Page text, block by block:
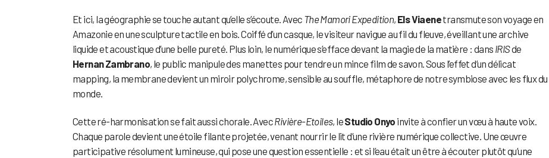
Et ici, la géographie se touche autant qu’elle s’écoute. Avec The Mamori Expedition, Els Viaenetransmute son voyage en
Amazonie en une sculpture tactile en bois. Coiffé d’un casque, le visiteur navigue au fil du fleuve, éveillant une archive
liquide et acoustique d’une belle pureté. Plus loin, le numérique s’efface devant la magie de la matière : dans IRISde
Hernan Zambrano, le public manipule des manettes pour tendre un mince film de savon. Sous l’effet d’un délicat
mapping, la membrane devient un miroir polychrome, sensible au souffle, métaphore de notre symbiose avec les flux du
monde.
Cette ré-harmonisation se fait aussi chorale. AvecRivière-Etoiles, leStudio Onyo invite à confier un vœu à haute voix.
Chaque parole devient une étoile filante projetée, venant nourrir le lit d’une rivière numérique collective. Une œuvre
participative résolument lumineuse, qui pose une question essentielle : et si l’eau était un être à écouter plutôt qu’une